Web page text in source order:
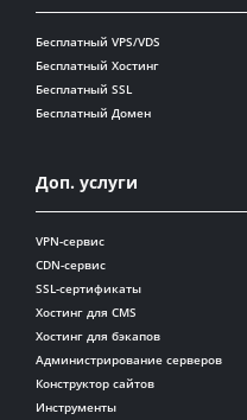
Бесплатный VPS/VDS
Бесплатный Хостинг
Бесплатный SSL
Бесплатный Домен
Доп. услуги
VPN-сервис
CDN-сервис
SSL-сертификаты
Хостинг для CMS
Хостинг для бэкапов
Администрирование серверов
Конструктор сайтов
Инструменты